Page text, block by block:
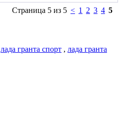
Страница 5 из 5 < 1 2 3 4 5
лада гранта спорт , лада гранта